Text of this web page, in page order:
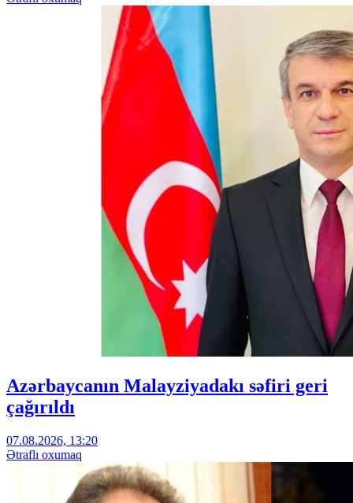
Azərbaycanın Malayziyadakı səfiri geri
çağırıldı
07.08.2026, 13:20
Ətraflı oxumaq